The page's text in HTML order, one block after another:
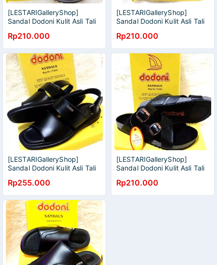
[LESTARIGalleryShop]
Sandal Dodoni Kulit Asli Tali
BARU
Rp210.000
[LESTARIGalleryShop]
Sandal Dodoni Kulit Asli Tali
BARU
Rp210.000
[LESTARIGalleryShop]
Sandal Dodoni Kulit Asli Tali
STOK BARU
Rp255.000
[LESTARIGalleryShop]
Sandal Dodoni Kulit Asli Tali
BARU
Rp210.000